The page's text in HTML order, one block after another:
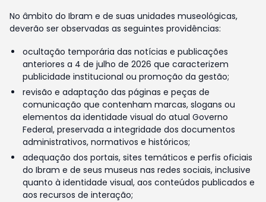
No âmbito do Ibram e de suas unidades museológicas,
deverão ser observadas as seguintes providências:
ocultação temporária das notícias e publicações
anteriores a 4 de julho de 2026 que caracterizem
publicidade institucional ou promoção da gestão;
revisão e adaptação das páginas e peças de
comunicação que contenham marcas, slogans ou
elementos da identidade visual do atual Governo
Federal, preservada a integridade dos documentos
administrativos, normativos e históricos;
adequação dos portais, sites temáticos e perfis oficiais
do Ibram e de seus museus nas redes sociais, inclusive
quanto à identidade visual, aos conteúdos publicados e
aos recursos de interação;